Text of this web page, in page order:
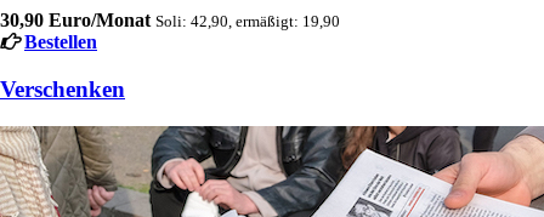
30,90 Euro/Monat Soli: 42,90, ermäßigt: 19,90
Bestellen
Verschenken